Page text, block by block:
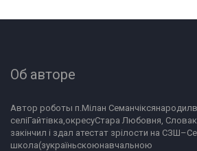
Об авторе
Автор роботы п.Мілан
селіГайтівка,окресуСтара Любовня,
закінчил і здал атестат зрілости на
школа(зукраїньскоюнавчальною